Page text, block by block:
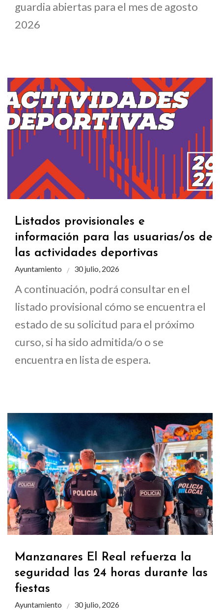
guardia abiertas para el mes de agosto
2026
Listados provisionales e
información para las usuarias/os de
las actividades deportivas
Ayuntamiento 30 julio, 2026
A continuación, podrá consultar en el
listado provisional cómo se encuentra el
estado de su solicitud para el próximo
curso, si ha sido admitida/o o se
encuentra en lista de espera.
Manzanares El Real refuerza la
seguridad las 24 horas durante las
fiestas
Ayuntamiento 30 julio, 2026